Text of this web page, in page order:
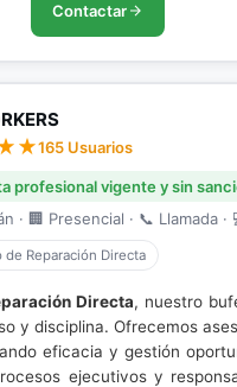
Contactar
165 Usuarios
profesional vigente y sin
· 🏢 Presencial · 📞 Llamada ·
de Reparación Directa
Directa, nuestro
y disciplina. Ofrecemos
eficacia y gestión
ejecutivos y